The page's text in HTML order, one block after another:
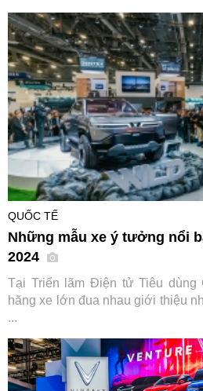
QUỐC TẾ
Những mẫu xe ý tưởng nổi
2024
Tại Triển lãm Điện tử Tiêu dùng
hãng xe lớn đua nhau giới thiệu
...